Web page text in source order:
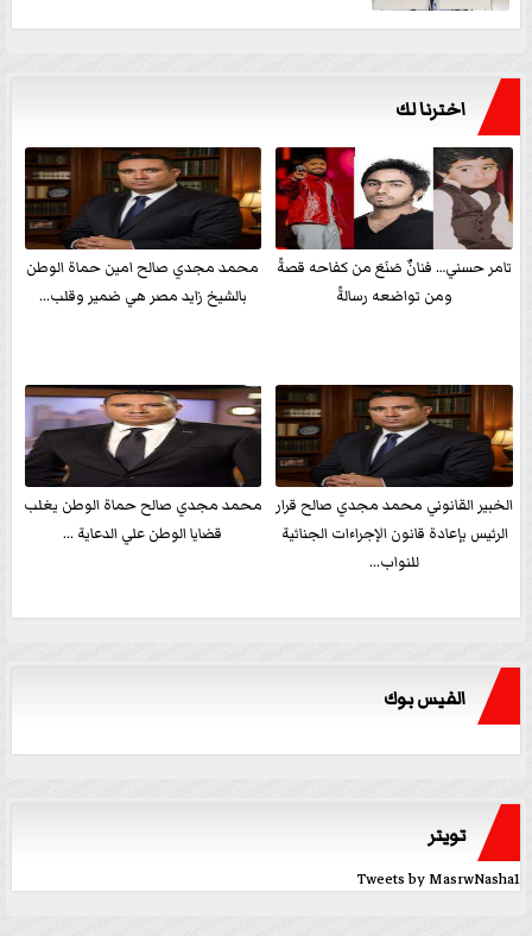
اخترنا لك
تامر حسني… فنانٌ صَنَعَ من كفاحه قصةً
ومن تواضعه رسالةً
محمد مجدي صالح امين حماة الوطن
بالشيخ زايد مصر هي ضمير وقلب...
الخبير القانوني محمد مجدي صالح قرار
الرئيس بإعادة قانون الإجراءات الجنائية
للنواب...
محمد مجدي صالح حماة الوطن يغلب
قضايا الوطن علي الدعاية ...
الفيس بوك
تويتر
Tweets by MasrwNasha1